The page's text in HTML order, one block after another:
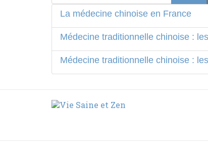
La médecine chinoise en France
Médecine traditionnelle chinoise :
Médecine traditionnelle chinoise :